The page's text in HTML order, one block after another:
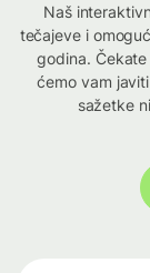
Naš
tečajeve i
godina.
ćemo vam
sažetke